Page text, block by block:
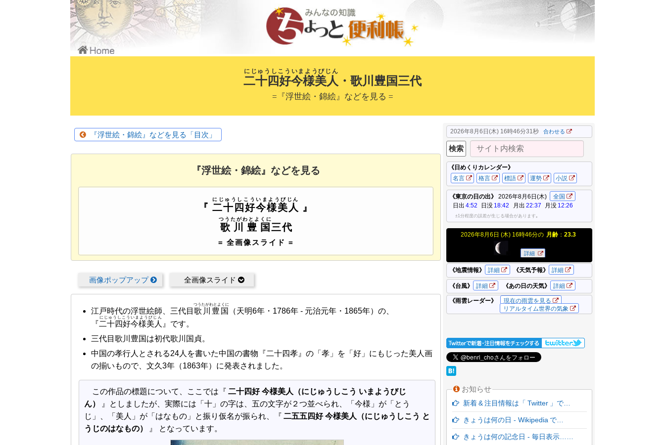
二十四好今様美人
にじゅうしこういまようびじん
・歌川豊国三代
=『浮世絵・錦絵』などを見る =
『浮世絵・錦絵』などを見る「目次」
『浮世絵・錦絵』などを見る
『 二十四好今様美人
にじゅうしこういまようびじん
』
歌川豊国
つうたがわとよくに
三代
= 全画像スライド =
画像ポップアップ 全画像スライド
江戸時代の浮世絵師、三代目 歌川豊国
つうたがわとよくに
（天明6年・1786年 - 元治元年・1865年）の、
『二十四好今様美人
にじゅうしこういまようびじん
』です。
三代目歌川豊国は初代歌川国貞。
中国の孝行人とされる24人を書いた中国の書物『二十四孝』の「孝」を「好」にもじった美人画
の揃いもので、文久3年（1863年）に発表されました。
この作品の標題について、ここでは『 二十四好 今様美人（にじゅうしこう いまようびじ
ん）
』としましたが、実際には「十」の字は、五の文字が２つ並べられ、「今様」が「とう
じ」、「美人」が「はなもの」と振り仮名が振られ、『 二五五四好 今様美人（にじゅうしこう と
うじのはなもの）
』 となっています。
2026年8月6日(木) 16時46分32秒 合わせる
お知らせ
新着 & 注目情報は「 Twitter 」で…
きょうは何の日 - Wikipedia で…
きょうは何の記念日 - 毎日表示……